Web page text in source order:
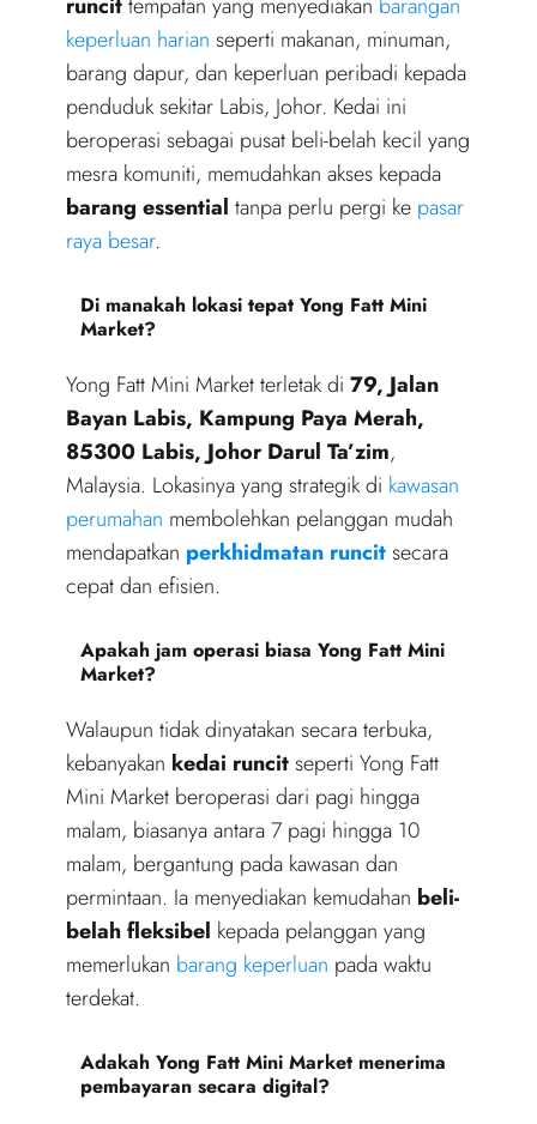
keperluan harian seperti makanan, minuman,
barang dapur, dan keperluan peribadi kepada
penduduk sekitar Labis, Johor. Kedai ini
beroperasi sebagai pusat beli-belah kecil yang
mesra komuniti, memudahkan akses kepada
barang essential tanpa perlu pergi ke pasar
raya besar.
Di manakah lokasi tepat Yong Fatt Mini
Market?
Yong Fatt Mini Market terletak di 79, Jalan
Bayan Labis, Kampung Paya Merah,
85300 Labis, Johor Darul Ta’zim,
Malaysia. Lokasinya yang strategik di kawasan
perumahan membolehkan pelanggan mudah
mendapatkan perkhidmatan runcitsecara
cepat dan efisien.
Apakah jam operasi biasa Yong Fatt Mini
Market?
Walaupun tidak dinyatakan secara terbuka,
kebanyakan kedai runcitseperti Yong Fatt
Mini Market beroperasi dari pagi hingga
malam, biasanya antara 7 pagi hingga 10
malam, bergantung pada kawasan dan
permintaan. Ia menyediakan kemudahan beli-
belah fleksibel kepada pelanggan yang
memerlukan barang keperluan pada waktu
terdekat.
Adakah Yong Fatt Mini Market menerima
pembayaran secara digital?